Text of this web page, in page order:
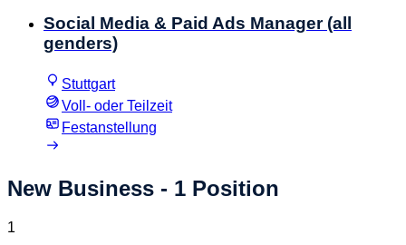
Social Media & Paid Ads Manager (all
genders)
Stuttgart
Voll- oder Teilzeit
Festanstellung
New Business - 1 Position
1